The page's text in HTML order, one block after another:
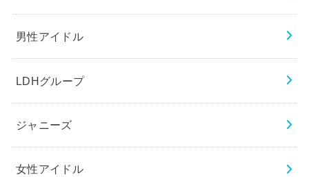
男性アイドル
LDHグループ
ジャニーズ
女性アイドル